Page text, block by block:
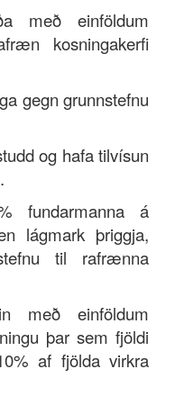
með einföldum
kosningakerfi
gegn grunnstefnu
og hafa tilvísun
fundarmanna á
lágmark þriggja,
til rafrænna
með einföldum
þar sem fjöldi
af fjölda virkra